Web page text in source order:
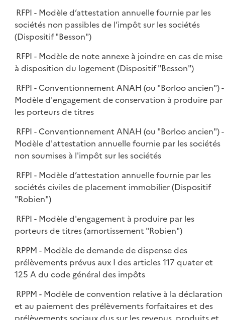
RFPI - Modèle d’attestation annuelle fournie par les
sociétés non passibles de l’impôt sur les sociétés
(Dispositif "Besson")
RFPI - Modèle de note annexe à joindre en cas de mise
à disposition du logement (Dispositif "Besson")
RFPI - Conventionnement ANAH (ou "Borloo ancien") -
Modèle d'engagement de conservation à produire par
les porteurs de titres
RFPI - Conventionnement ANAH (ou "Borloo ancien") -
Modèle d'attestation annuelle fournie par les sociétés
non soumises à l'impôt sur les sociétés
RFPI - Modèle d’attestation annuelle fournie par les
sociétés civiles de placement immobilier (Dispositif
"Robien")
RFPI - Modèle d'engagement à produire par les
porteurs de titres (amortissement "Robien")
RPPM - Modèle de demande de dispense des
prélèvements prévus aux I des articles 117 quater et
125 A du code général des impôts
RPPM - Modèle de convention relative à la déclaration
et au paiement des prélèvements forfaitaires et des